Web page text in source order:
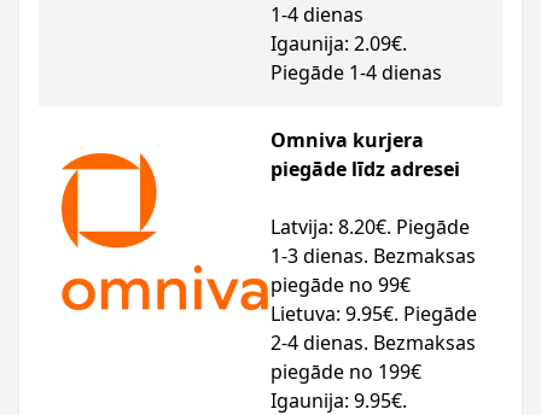
1-4 dienas
Igaunija: 2.09€.
Piegāde 1-4 dienas
Omniva kurjera
piegāde līdz adresei
Latvija: 8.20€. Piegāde
1-3 dienas. Bezmaksas
piegāde no 99€
Lietuva: 9.95€. Piegāde
2-4 dienas. Bezmaksas
piegāde no 199€
Igaunija: 9.95€.